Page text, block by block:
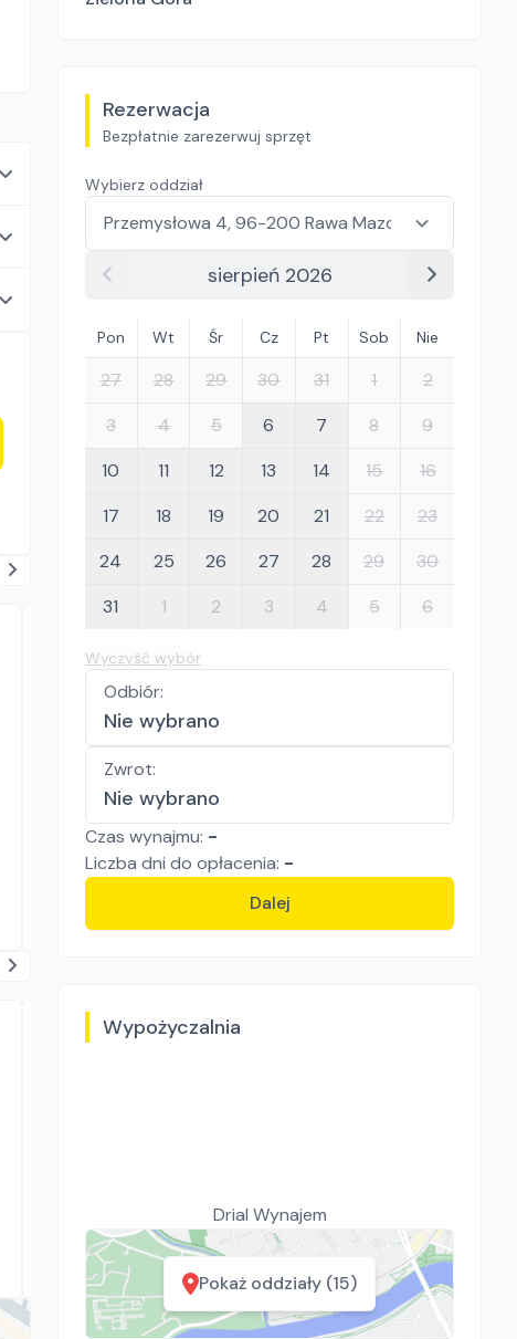
Rezerwacja
Bezpłatnie zarezerwuj sprzęt
Wybierz oddział
sierpień 2026
Pon Wt Śr Cz Pt Sob Nie
27 28 29 30 31 1
2
3
4 5 6 7 8
9
10
11 12 13 14 15
16
17
18 19 20 21 22
23
24
25 26 27 28 29
30
31
1 2 3 4 5 6
Wyczyść wybór
Odbiór:
Nie wybrano
Zwrot:
Nie wybrano
Czas wynajmu: -
Liczba dni do opłacenia: -
Dalej
Wypożyczalnia
Drial Wynajem
Pokaż oddziały (15)
Atlas Copco XAS 47
Sprężarki
Łaznowska Wola
Zagęszczarki
Rawa Mazowiecka, Białystok, Gdańsk, Kraków, Poznań,
Rzeszów, Sosnowiec, Szczecin, Warszawa, Wrocław,
Płock, Jawor, Pabianice, Suchy Las, Zielona Góra